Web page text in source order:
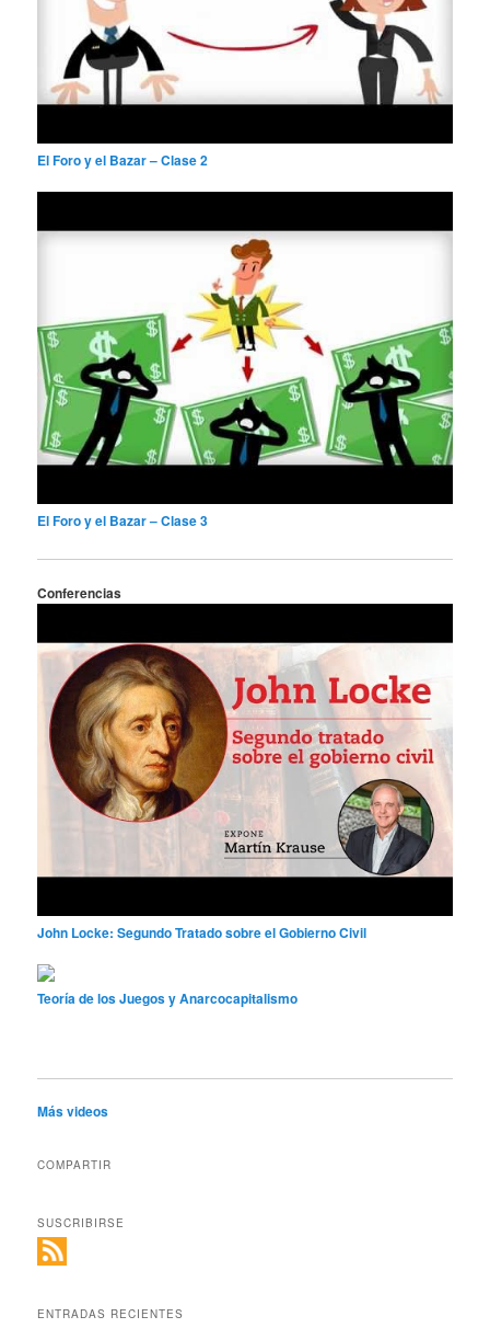
El Foro y el Bazar – Clase 2
El Foro y el Bazar – Clase 3
Conferencias
John Locke: Segundo Tratado sobre el Gobierno Civil
Teoría de los Juegos y Anarcocapitalismo
Más videos
COMPARTIR
SUSCRIBIRSE
ENTRADAS RECIENTES